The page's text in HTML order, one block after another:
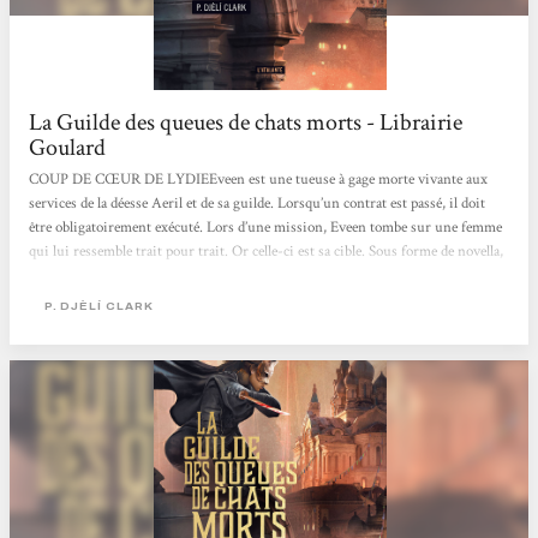
La Guilde des queues de chats morts - Librairie
Goulard
COUP DE CŒUR DE LYDIEEveen est une tueuse à gage morte vivante aux
services de la déesse Aeril et de sa guilde. Lorsqu’un contrat est passé, il doit
être obligatoirement exécuté. Lors d’une mission, Eveen tombe sur une femme
qui lui ressemble trait pour trait. Or celle-ci est sa cible. Sous forme de novella,
tambour battant sur une nuit tout en évitant de se faire tuer par les autres
science-fiction avec une touche d’humour. Malgré un titre...
P. DJÈLÍ CLARK